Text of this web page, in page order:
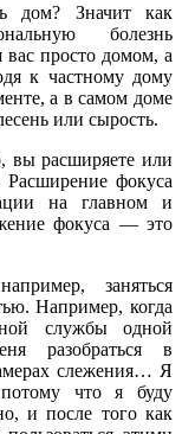
дом? Значит как
болезнь
просто домом, а
к частному дому
а в самом доме
или сырость.
вы расширяете или
Расширение фокуса
на главном и
фокуса — это
заняться
Например, когда
службы одной
разобраться в
слежения… Я
что я буду
и после того как